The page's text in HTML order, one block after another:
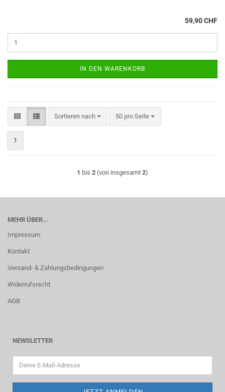
59,90 CHF
IN DEN WARENKORB
Sortieren nach
Sortieren nach 50 pro Seite
pro Seite
1
1 bis 2 (von insgesamt 2)
MEHR ÜBER...
Impressum
Kontakt
Versand- & Zahlungsbedingungen
Widerrufsrecht
AGB
NEWSLETTER